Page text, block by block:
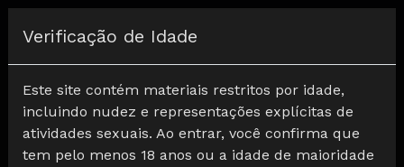
Verificação de Idade
Este site contém materiais restritos por idade,
incluindo nudez e representações explícitas de
atividades sexuais. Ao entrar, você confirma que
tem pelo menos 18 anos ou a idade de maioridade